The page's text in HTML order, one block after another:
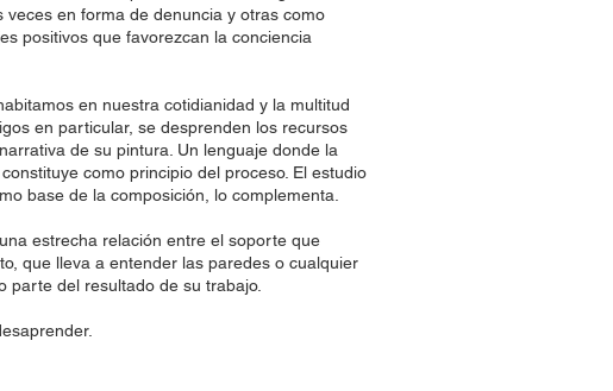
veces en forma de denuncia y otras como
positivos que favorezcan la conciencia
en nuestra cotidianidad y la multitud
en particular, se desprenden los recursos
de su pintura. Un lenguaje donde la
como principio del proceso. El estudio
base de la composición, lo complementa.
estrecha relación entre el soporte que
que lleva a entender las paredes o cualquier
parte del resultado de su trabajo.